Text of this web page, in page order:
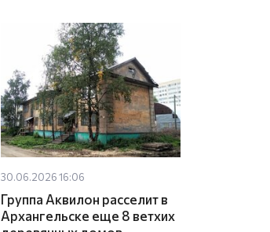
30.06.2026 16:06
Группа Аквилон расселит в
Архангельске еще 8 ветхих